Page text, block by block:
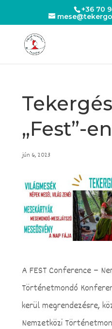
+36 70
„Fest”-en
jún 6, 2023
A FEST Conference –
Történetmondó
kerül megrendezésre,
Nemzetközi